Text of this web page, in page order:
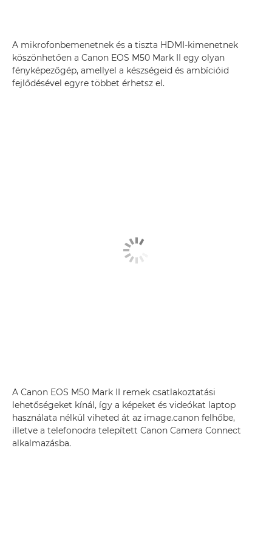
A mikrofonbemenetnek és a tiszta HDMI-kimenetnek
köszönhetően a Canon EOS M50 Mark II egy olyan
fényképezőgép, amellyel a készségeid és ambícióid
fejlődésével egyre többet érhetsz el.
A Canon EOS M50 Mark II remek csatlakoztatási
lehetőségeket kínál, így a képeket és videókat laptop
használata nélkül viheted át az image.canon felhőbe,
illetve a telefonodra telepített Canon Camera Connect
alkalmazásba.